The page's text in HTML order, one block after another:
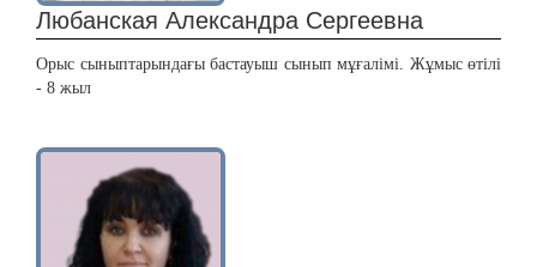
Любанская Александра Сергеевна
Орыс сыныптарындағы бастауыш сынып мұғалімі. Жұмыс өтілі
- 8 жыл